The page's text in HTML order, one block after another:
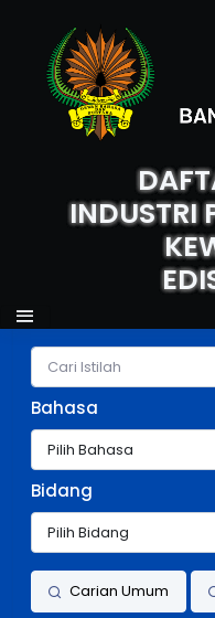
INDUSTRI
Bahasa
Bidang
Carian Umum